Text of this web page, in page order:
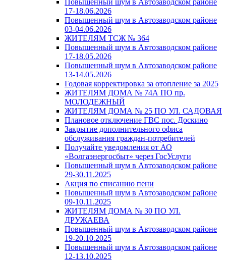
Повышенный шум в Автозаводском районе
17-18.06.2026
Повышенный шум в Автозаводском районе
03-04.06.2026
ЖИТЕЛЯМ ТСЖ № 364
Повышенный шум в Автозаводском районе
17-18.05.2026
Повышенный шум в Автозаводском районе
13-14.05.2026
Годовая корректировка за отопление за 2025
ЖИТЕЛЯМ ДОМА № 74А ПО пр.
МОЛОДЕЖНЫЙ
ЖИТЕЛЯМ ДОМА № 25 ПО УЛ. САДОВАЯ
Плановое отключение ГВС пос. Доскино
Закрытие дополнительного офиса
обслуживания граждан-потребителей
Получайте уведомления от АО
«Волгаэнергосбыт» через ГосУслуги
Повышенный шум в Автозаводском районе
29-30.11.2025
Акция по списанию пени
Повышенный шум в Автозаводском районе
09-10.11.2025
ЖИТЕЛЯМ ДОМА № 30 ПО УЛ.
ДРУЖАЕВА
Повышенный шум в Автозаводском районе
19-20.10.2025
Повышенный шум в Автозаводском районе
12-13.10.2025